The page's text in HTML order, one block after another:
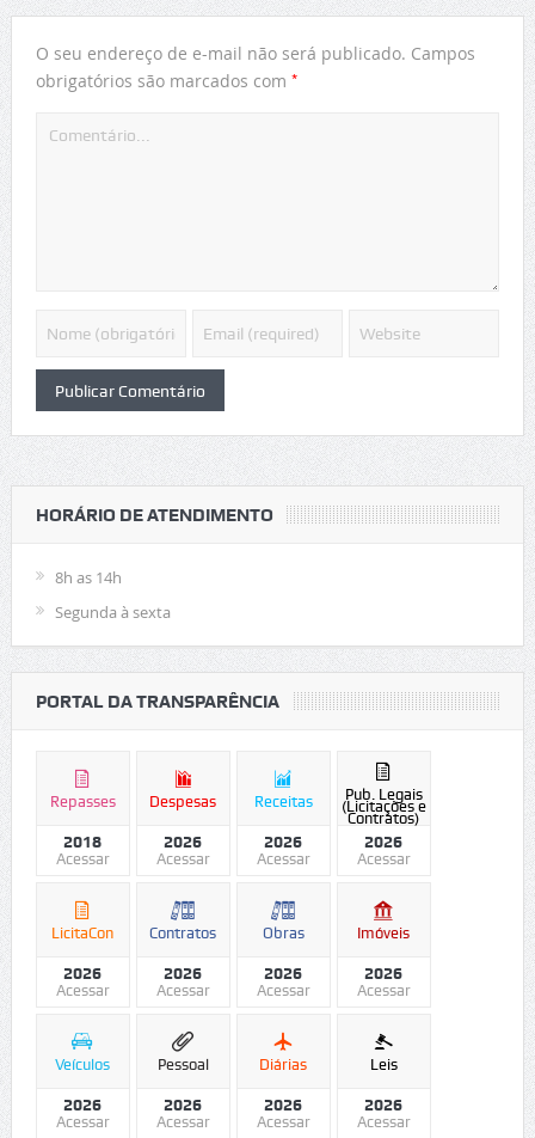
O seu endereço de e-mail não será publicado. Campos
obrigatórios são marcados com *
HORÁRIO DE ATENDIMENTO
8h as 14h
Segunda à sexta
PORTAL DA TRANSPARÊNCIA
Repasses
2018
Acessar
Despesas
2026
Acessar
Receitas
2026
Acessar
Pub. Legais
(Licitações e
Contratos)
2026
Acessar
LicitaCon
2026
Acessar
Contratos
2026
Acessar
Obras
2026
Acessar
Imóveis
2026
Acessar
Veículos
2026
Acessar
Pessoal
2026
Acessar
Diárias
2026
Acessar
Leis
2026
Acessar